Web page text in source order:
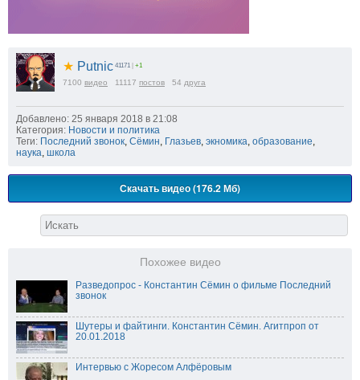
★ Putnic 41171 +1
7100 видео 11117 постов 54 друга
Добавлено: 25 января 2018 в 21:08
Категория: Новости и политика
Теги: Последний звонок, Сёмин, Глазьев, экномика, образование,
наука, школа
Скачать видео (176.2 Мб)
Похожее видео
Разведопрос - Константин Сёмин о фильме Последний
звонок
Шутеры и файтинги. Константин Сёмин. Агитпроп от
20.01.2018
Интервью с Жоресом Алфёровым